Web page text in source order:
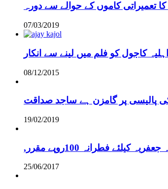
تعمیراتی کاموں کے حوالے سے دورہ
07/03/2019
کاجول کو فلم میں لینے سے انکار
08/12/2015
کی پالیسی پر گامزن ہے ساجد صداقت
19/02/2019
25/06/2017